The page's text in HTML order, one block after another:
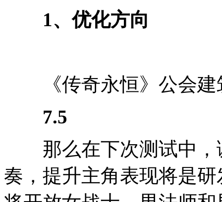
1、优化方向
《传奇永恒》公会建
7.5
那么在下次测试中，
奏，提升主角表现将是